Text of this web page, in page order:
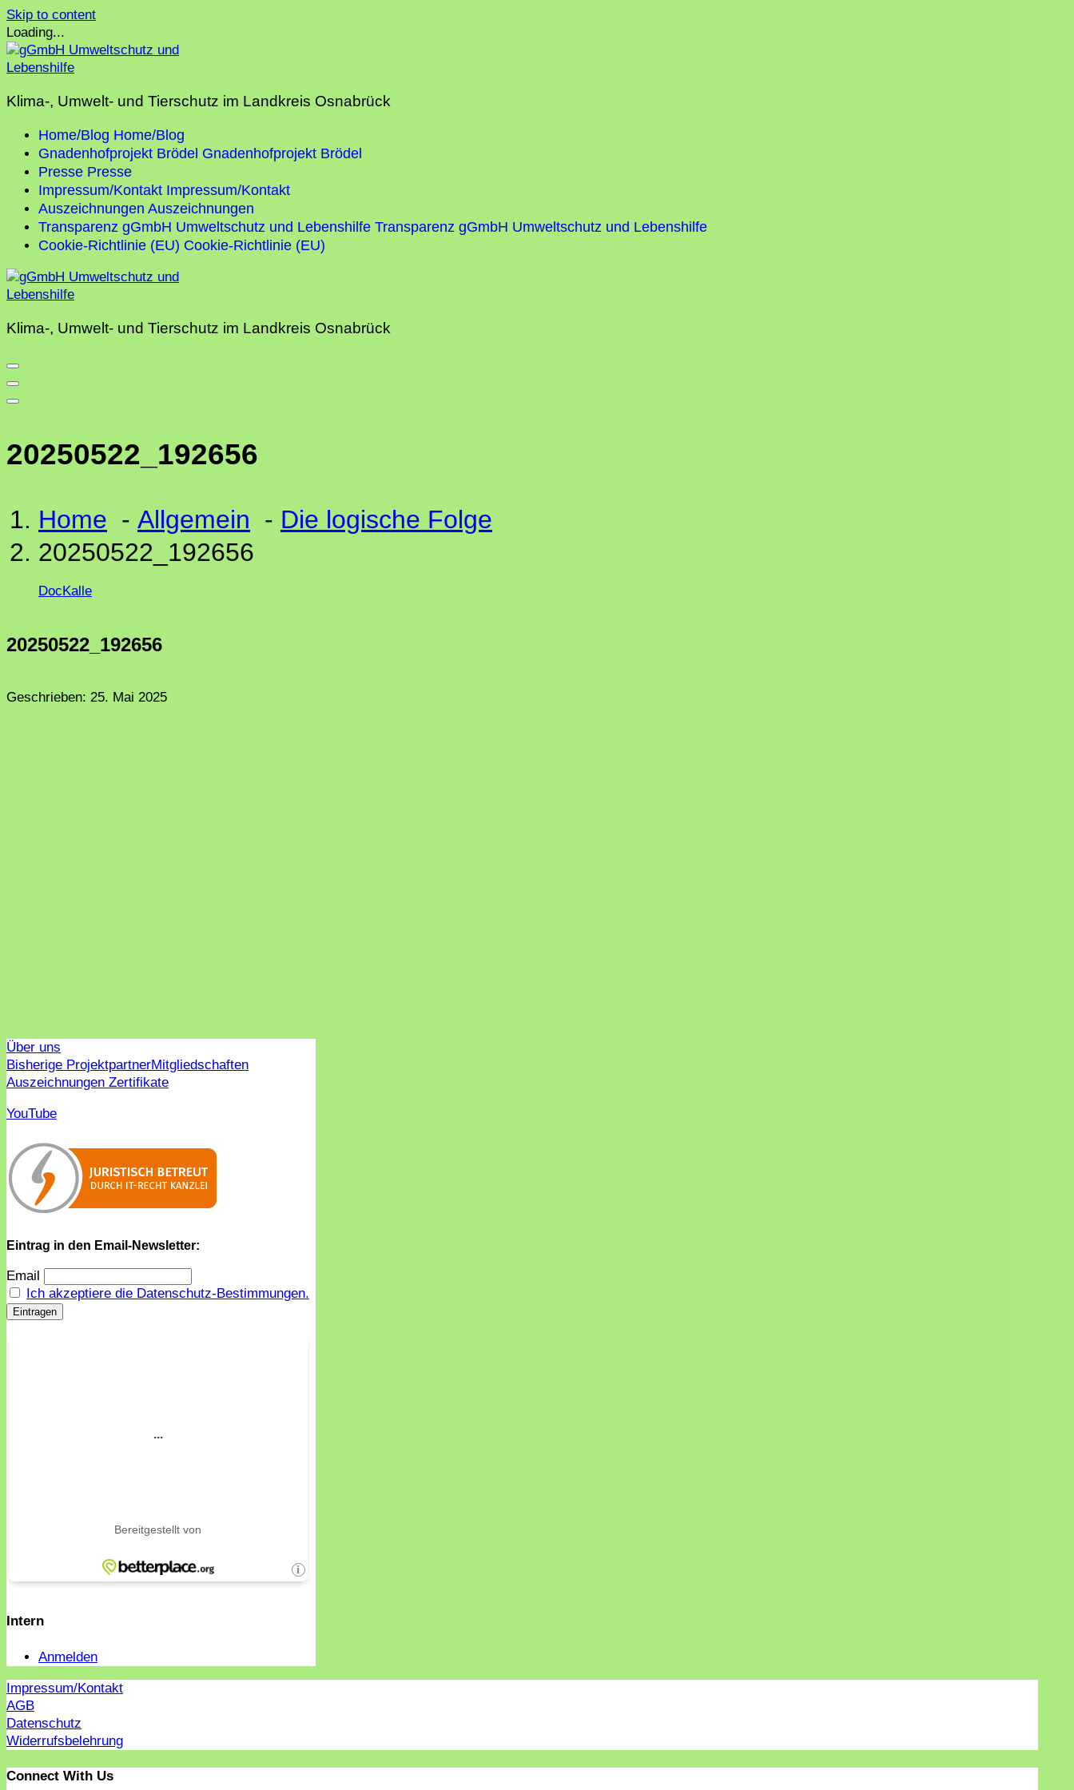
Skip to content
Loading...
Klima-, Umwelt- und Tierschutz im Landkreis Osnabrück
Home/Blog Home/Blog
Gnadenhofprojekt Brödel Gnadenhofprojekt Brödel
Presse Presse
Impressum/Kontakt Impressum/Kontakt
Auszeichnungen Auszeichnungen
Transparenz gGmbH Umweltschutz und Lebenshilfe Transparenz gGmbH Umweltschutz und Lebenshilfe
Cookie-Richtlinie (EU) Cookie-Richtlinie (EU)
Klima-, Umwelt- und Tierschutz im Landkreis Osnabrück
20250522_192656
Home - Allgemein - Die logische Folge
20250522_192656
DocKalle
20250522_192656
Geschrieben: 25. Mai 2025
Über uns
Bisherige ProjektpartnerMitgliedschaften
Auszeichnungen Zertifikate
YouTube
Eintrag in den Email-Newsletter:
Email
Ich akzeptiere die Datenschutz-Bestimmungen.
Intern
Anmelden
Impressum/Kontakt
AGB
Datenschutz
Widerrufsbelehrung
Connect With Us